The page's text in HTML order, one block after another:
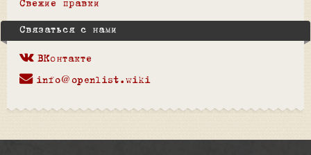
Свежие правки
Связаться с нами
ВКонтакте
info@openlist.wiki